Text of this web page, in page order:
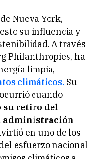
Nueva York,
su influencia y
A través
Philanthropies, ha
limpia,
climáticos. Su
cuando
su retiro del
administración
en uno de los
esfuerzo nacional